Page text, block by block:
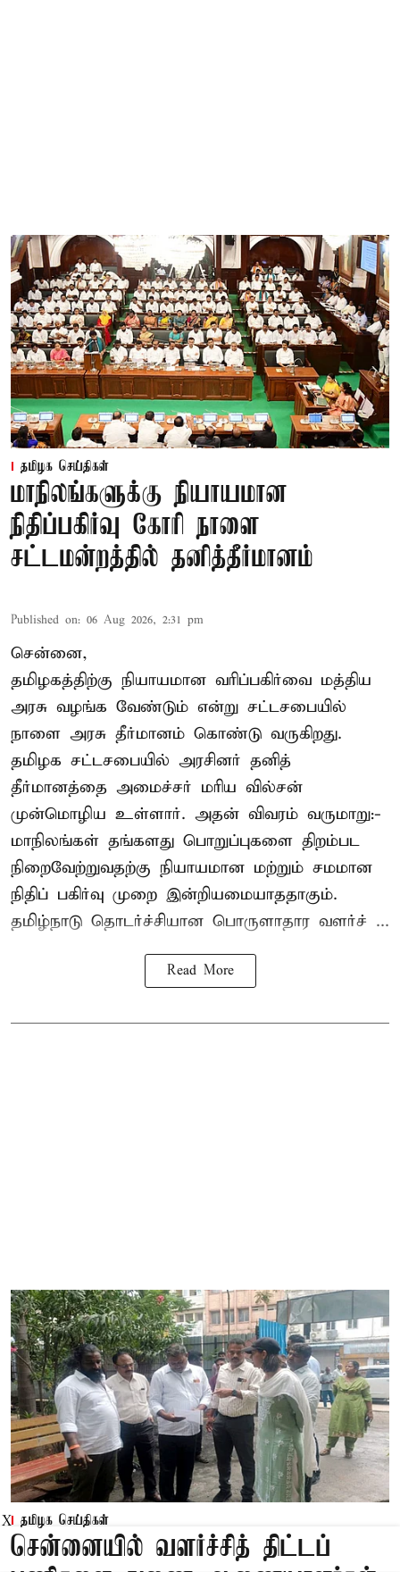
தமிழக செய்திகள்
மாநிலங்களுக்கு நியாயமான
நிதிப்பகிர்வு கோரி நாளை
சட்டமன்றத்தில் தனித்தீர்மானம்
Published on: 06 Aug 2026, 2:31 pm
சென்னை,
தமிழகத்திற்கு நியாயமான வரிப்பகிர்வை மத்திய
அரசு வழங்க வேண்டும் என்று சட்டசபையில்
நாளை அரசு தீர்மானம் கொண்டு வருகிறது.
தமிழக சட்டசபையில் அரசினர் தனித்
தீர்மானத்தை அமைச்சர் மரிய வில்சன்
முன்மொழிய உள்ளார். அதன் விவரம் வருமாறு:-
மாநிலங்கள் தங்களது பொறுப்புகளை திறம்பட
நிறைவேற்றுவதற்கு நியாயமான மற்றும் சமமான
நிதிப் பகிர்வு முறை இன்றியமையாததாகும்.
தமிழ்நாடு தொடர்ச்சியான பொருளாதார வளர்ச் ...
Read More
தமிழக செய்திகள்
சென்னையில் வளர்ச்சித் திட்டப்
X